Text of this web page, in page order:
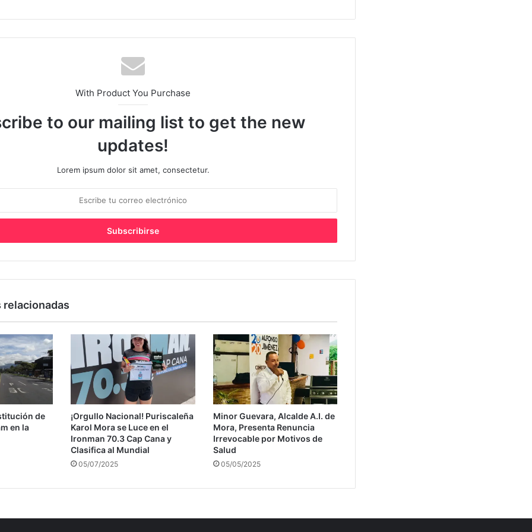
With Product You Purchase
to our mailing list to get the new
updates!
Lorem ipsum dolor sit amet, consectetur.
relacionadas
de
en la
¡Orgullo Nacional! Puriscaleña
Karol Mora se Luce en el
Ironman 70.3 Cap Cana y
Clasifica al Mundial
05/07/2025
Minor Guevara, Alcalde A.I. de
Mora, Presenta Renuncia
Irrevocable por Motivos de
Salud
05/05/2025